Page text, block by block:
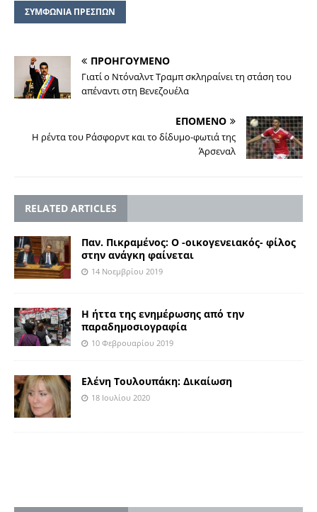
ΣΥΜΦΩΝΙΑ ΠΡΕΣΠΩΝ
ΠΡΟΗΓΟΥΜΕΝΟ
Γιατί ο Ντόναλντ Τραμπ σκληραίνει τη στάση του
απέναντι στη Βενεζουέλα
ΕΠΟΜΕΝΟ
Η ρέντα του Ράσφορντ και το δίδυμο-φωτιά της
Άρσεναλ
RELATED ARTICLES
Παν. Πικραμένος: O -οικογενειακός- φίλος
στην ανάγκη φαίνεται
14 Νοεμβρίου 2019
Η ήττα της ενημέρωσης από την
παραδημοσιογραφία
10 Φεβρουαρίου 2019
Ελένη Τουλουπάκη: Δικαίωση
18 Ιουλίου 2020